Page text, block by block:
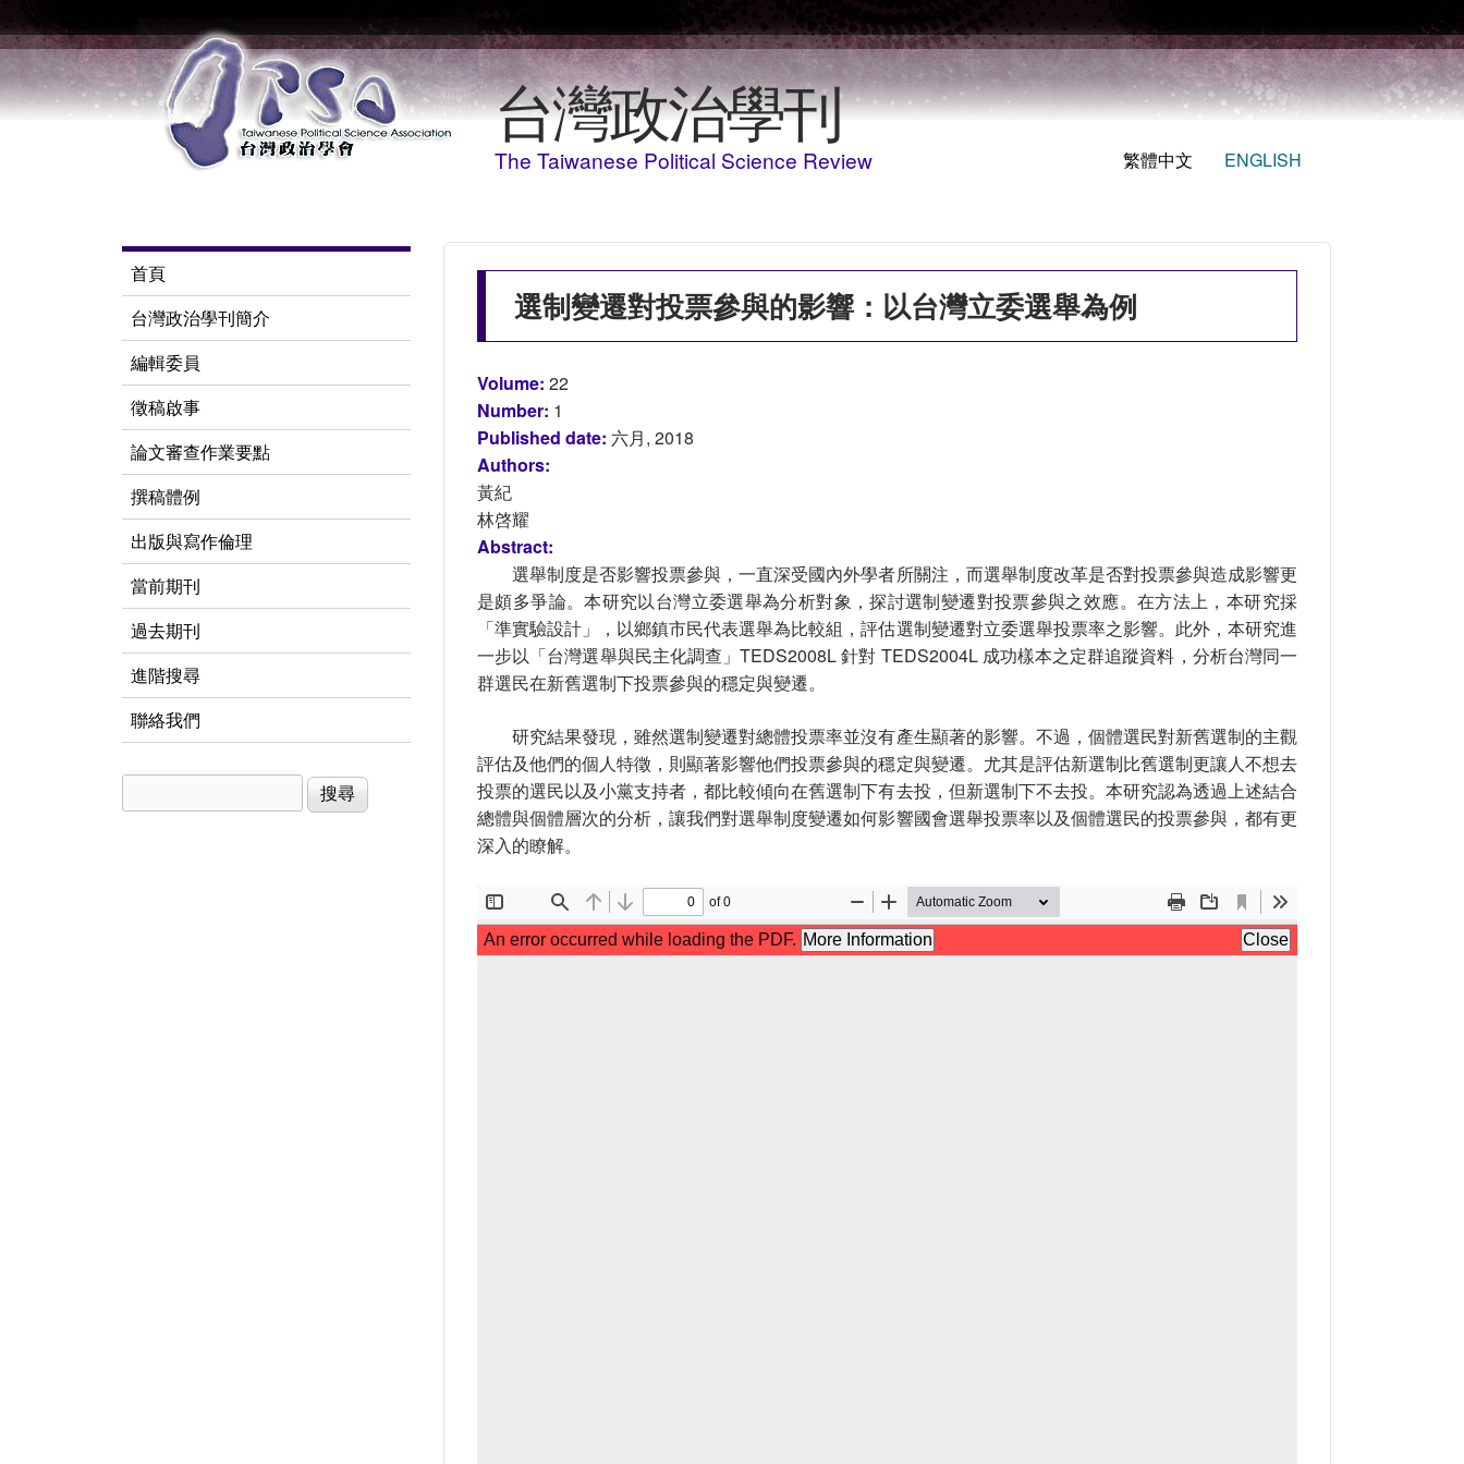
移至主內容
台灣政治學刊
The Taiwanese Political Science Review 繁體中文 ENGLISH
選制變遷對投票參與的影響：以台灣立委選舉為例
Volume: 22
Number: 1
Published date: 六月, 2018
Authors:
黃紀
林啓耀
Abstract:
選舉制度是否影響投票參與，一直深受國內外學者所關注，而選舉制度改革是否對投票參與造成影響更
是頗多爭論。本研究以台灣立委選舉為分析對象，探討選制變遷對投票參與之效應。在方法上，本研究採
「準實驗設計」，以鄉鎮市民代表選舉為比較組，評估選制變遷對立委選舉投票率之影響。此外，本研究進
一步以「台灣選舉與民主化調查」TEDS2008L 針對 TEDS2004L 成功樣本之定群追蹤資料，分析台灣同一
群選民在新舊選制下投票參與的穩定與變遷。
研究結果發現，雖然選制變遷對總體投票率並沒有產生顯著的影響。不過，個體選民對新舊選制的主觀
評估及他們的個人特徵，則顯著影響他們投票參與的穩定與變遷。尤其是評估新選制比舊選制更讓人不想去
投票的選民以及小黨支持者，都比較傾向在舊選制下有去投，但新選制下不去投。本研究認為透過上述結合
總體與個體層次的分析，讓我們對選舉制度變遷如何影響國會選舉投票率以及個體選民的投票參與，都有更
深入的瞭解。
首頁
台灣政治學刊簡介
編輯委員
徵稿啟事
論文審查作業要點
撰稿體例
出版與寫作倫理
當前期刊
過去期刊
進階搜尋
聯絡我們
搜尋表單